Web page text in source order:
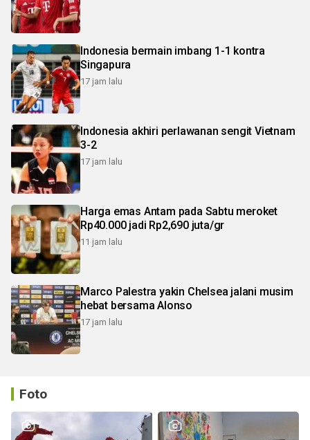
Indonesia bermain imbang 1-1 kontra
Singapura
17 jam lalu
Indonesia akhiri perlawanan sengit Vietnam
3-2
17 jam lalu
Harga emas Antam pada Sabtu meroket
Rp40.000 jadi Rp2,690 juta/gr
11 jam lalu
Marco Palestra yakin Chelsea jalani musim
hebat bersama Alonso
17 jam lalu
Foto